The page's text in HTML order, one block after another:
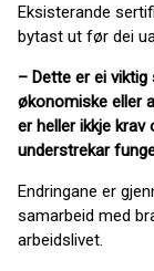
Eksisterande
bytast ut før dei
– Dette er ei viktig
økonomiske eller
er heller ikkje
understrekar
Endringane er
samarbeid med
arbeidslivet.